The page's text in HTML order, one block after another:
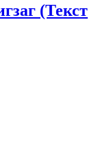
(Текст